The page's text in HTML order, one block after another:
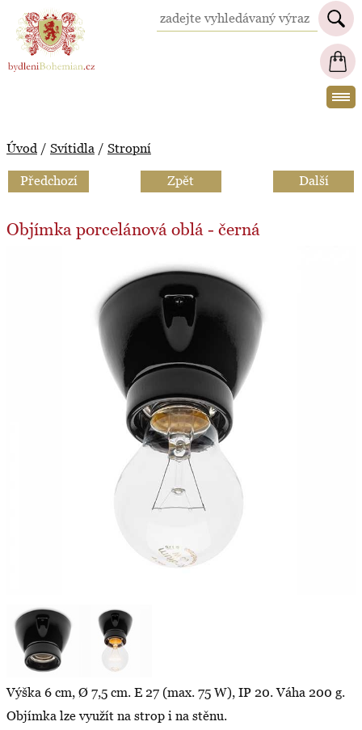
BydleniBohemian.cz
Úvod / Svítidla / Stropní
Předchozí Zpět Další
Objímka porcelánová oblá - černá
Výška 6 cm, Ø 7,5 cm. E 27 (max. 75 W), IP 20. Váha 200 g.
Objímka lze využít na strop i na stěnu.